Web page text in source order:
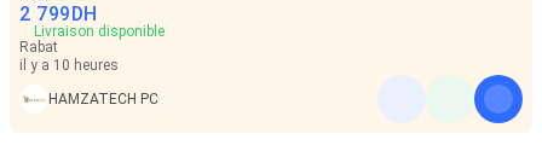
2 799DH
Livraison disponible
Rabat
il y a 10 heures
HAMZATECH PC